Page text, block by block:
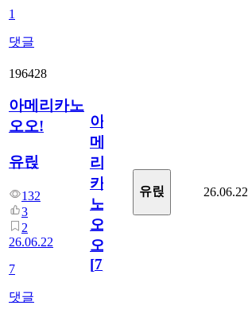
1
댓글
196428
아메리카노
오오!
유릱
132
3
2
26.06.22
7
댓글
아
메
리
카
노
오
오!
[7]
유릱 26.06.22